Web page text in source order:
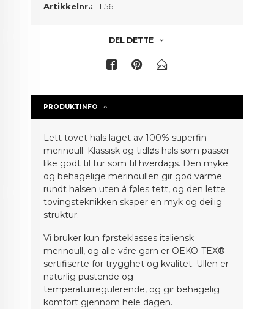
Artikkelnr.: 11156
DEL DETTE
PRODUKTINFO
Lett tovet hals laget av 100% superfin
merinoull. Klassisk og tidløs hals som passer
like godt til tur som til hverdags. Den myke
og behagelige merinoullen gir god varme
rundt halsen uten å føles tett, og den lette
tovingsteknikken skaper en myk og deilig
struktur.
Vi bruker kun førsteklasses italiensk
merinoull, og alle våre garn er OEKO-TEX®-
sertifiserte for trygghet og kvalitet. Ullen er
naturlig pustende og
temperaturregulerende, og gir behagelig
komfort gjennom hele dagen.